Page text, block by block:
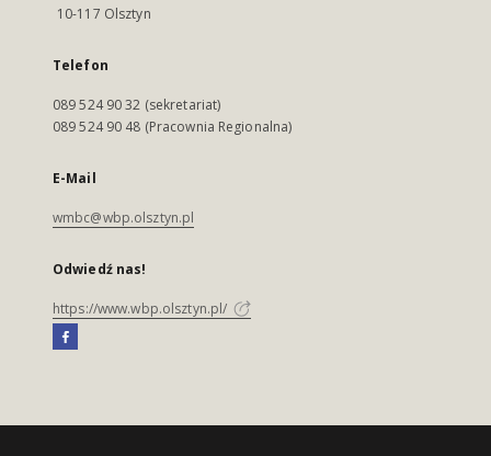
10-117 Olsztyn
Telefon
089 524 90 32 (sekretariat)
089 524 90 48 (Pracownia Regionalna)
E-Mail
wmbc@wbp.olsztyn.pl
Odwiedź nas!
https://www.wbp.olsztyn.pl/